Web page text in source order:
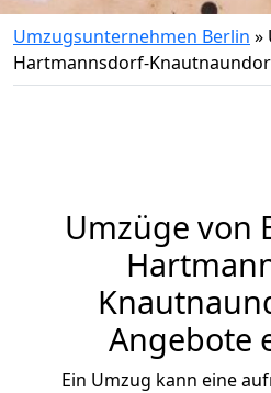
Umzugsunternehmen Berlin »
Hartmannsdorf-
Umzüge von
Angebote
Ein Umzug kann eine